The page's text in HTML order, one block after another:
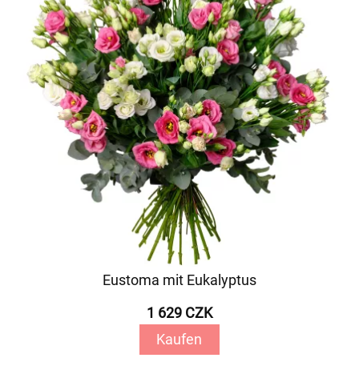
Eustoma mit Eukalyptus
1 629 CZK
Kaufen